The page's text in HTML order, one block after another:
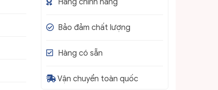
Bảo đảm chất lượng
Hàng có sẵn
Vận chuyển toàn quốc
nổi đầu)_YUCCA US GEN